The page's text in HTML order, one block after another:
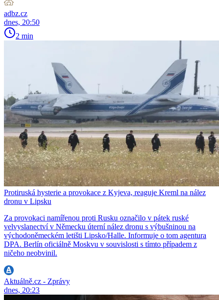
adbz.cz
dnes, 20:50
2 min
Protiruská hysterie a provokace z Kyjeva, reaguje Kreml na nález
dronu v Lipsku
Za provokaci namířenou proti Rusku označilo v pátek ruské
velvyslanectví v Německu úterní nález dronu s výbušninou na
východoněmeckém letišti Lipsko/Halle. Informuje o tom agentura
DPA. Berlín oficiálně Moskvu v souvislosti s tímto případem z
ničeho neobvinil.
Aktuálně.cz - Zprávy
dnes, 20:23